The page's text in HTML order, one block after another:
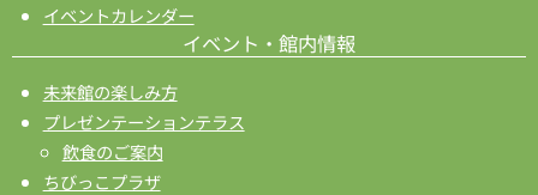
イベントカレンダー
イベント・館内情報
未来館の楽しみ方
プレゼンテーションテラス
飲食のご案内
ちびっこプラザ